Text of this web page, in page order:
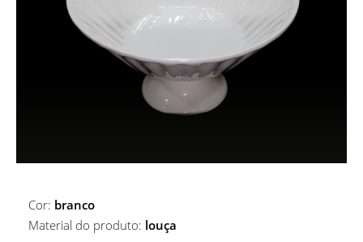
ALUGUER DE ACESSÓRIOS DE BAR
ALUGUER DE MARCADORES DE PRATO
MARCADORES DE PRATO
Cor: branco
Material do produto: louça